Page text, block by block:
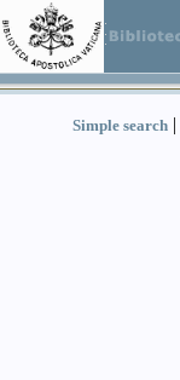
Simple search |